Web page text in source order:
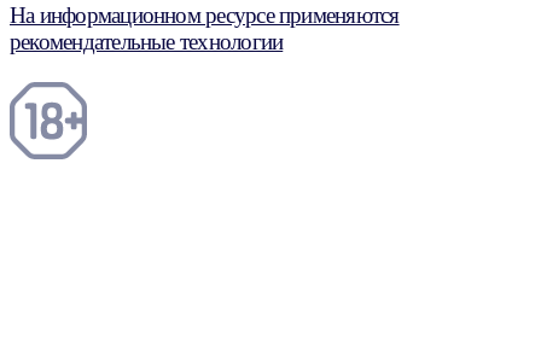
На информационном ресурсе применяются
рекомендательные технологии